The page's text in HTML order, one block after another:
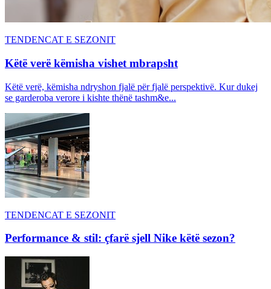
TENDENCAT E SEZONIT
Këtë verë këmisha vishet mbrapsht
Këtë verë, këmisha ndryshon fjalë për fjalë perspektivë. Kur dukej
se garderoba verore i kishte thënë tashm&e...
TENDENCAT E SEZONIT
Performance & stil: çfarë sjell Nike këtë sezon?